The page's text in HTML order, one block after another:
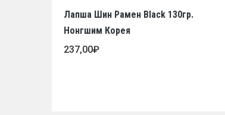
Лапша Шин Рамен Black 130гр.
Нонгшим Корея
237,00₽